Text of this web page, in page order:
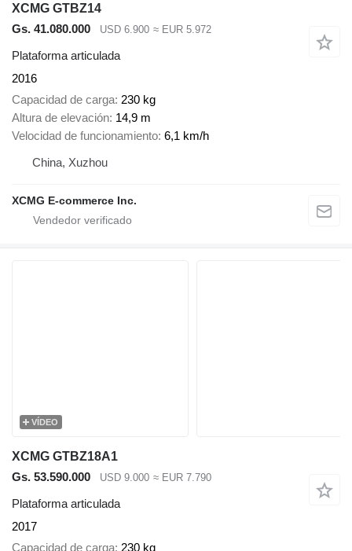
XCMG GTBZ14
Gs. 41.080.000
USD 6.900 ≈ EUR 5.972
Plataforma articulada
2016
Capacidad de carga 230 kg
Altura de elevación 14,9 m
Velocidad de funcionamiento 6,1 km/h
China, Xuzhou
XCMG E-commerce Inc.
VÍDEO
XCMG GTBZ18A1
Gs. 53.590.000
USD 9.000 ≈ EUR 7.790
Plataforma articulada
2017
Capacidad de carga 230 kg